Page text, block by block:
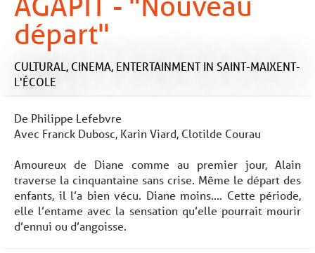
départ"
CULTURAL, CINEMA, ENTERTAINMENT IN SAINT-MAIXENT-
L'ÉCOLE
De Philippe Lefebvre
Avec Franck Dubosc, Karin Viard, Clotilde Courau
Amoureux de Diane comme au premier jour, Alain
traverse la cinquantaine sans crise. Même le départ des
enfants, il l’a bien vécu. Diane moins.… Cette période,
elle l’entame avec la sensation qu’elle pourrait mourir
d’ennui ou d’angoisse.